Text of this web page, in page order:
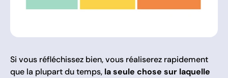
Si vous réfléchissez bien, vous réaliserez rapidement
que la plupart du temps, la seule chose sur laquelle